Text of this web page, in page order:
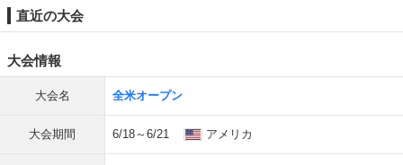
直近の大会
大会情報
大会名 全米オープン
大会期間 6/18～6/21 アメリカ